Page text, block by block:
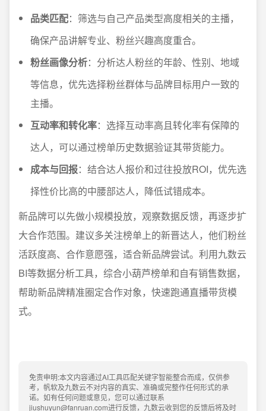
品类匹配：筛选与自己产品类型高度相关的主播，
确保产品讲解专业、粉丝兴趣高度重合。
粉丝画像分析：分析达人粉丝的年龄、性别、地域
等信息，优先选择粉丝群体与品牌目标用户一致的
主播。
互动率和转化率：选择互动率高且转化率有保障的
达人，可以通过榜单历史数据验证其带货能力。
成本与回报：结合达人报价和过往投放ROI，优先选
择性价比高的中腰部达人，降低试错成本。
新品牌可以先做小规模投放，观察数据反馈，再逐步扩
大合作范围。建议多关注榜单上的新晋达人，他们粉丝
活跃度高、合作意愿强，适合新品牌尝试。利用九数云
BI等数据分析工具，综合小葫芦榜单和自有销售数据，
帮助新品牌精准圈定合作对象，快速跑通直播带货模
式。
免责申明:本文内容通过AI工具匹配关键字智能整合而成，仅供参
考，帆软及九数云不对内容的真实、准确或完整作任何形式的承
诺。如有任何问题或意见，您可以通过联系
jiushuyun@fanruan.com进行反馈，九数云收到您的反馈后将及时